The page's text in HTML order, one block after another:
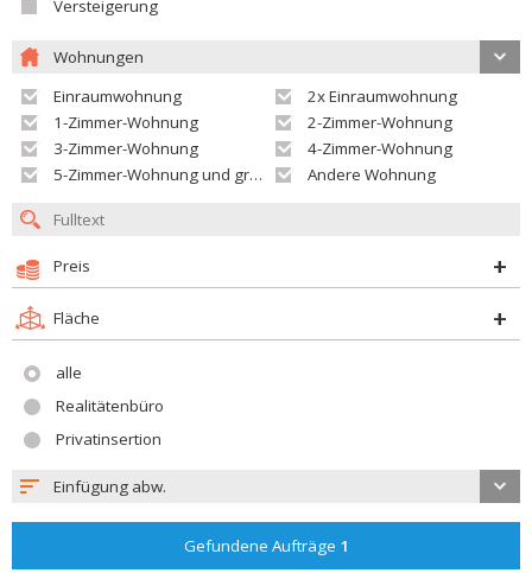
Versteigerung
Wohnungen
Einraumwohnung
2x Einraumwohnung
1-Zimmer-Wohnung
2-Zimmer-Wohnung
3-Zimmer-Wohnung
4-Zimmer-Wohnung
5-Zimmer-Wohnung und größer
Andere Wohnung
Preis
Fläche
alle
Realitätenbüro
Privatinsertion
Einfügung abw.
Gefundene Aufträge 1